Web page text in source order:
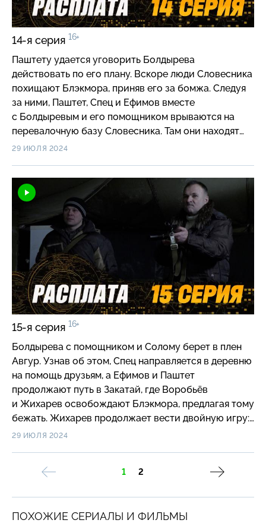
14-я серия 16+
Паштету удается уговорить Болдырева
действовать по его плану. Вскоре люди Словесника
похищают Блэкмора, приняв его за бомжа. Следуя
за ними, Паштет, Спец и Ефимов вместе
с Болдыревым и его помощником врываются на
перевалочную базу Словесника. Там они находят
Копытина, который под давлением соглашается
29 ИЮЛЯ 2024
15-я серия 16+
Болдырева с помощником и Солому берет в плен
Авгур. Узнав об этом, Спец направляется в деревню
на помощь друзьям, а Ефимов и Паштет
продолжают путь в Закатай, где Воробьёв
и Жихарев освобождают Блэкмора, предлагая тому
бежать. Жихарев продолжает вести двойную игру:
встав на сторону Словесника, он помогает ему
продолжить операцию, Паштет забирает раненого
29 ИЮЛЯ 2024
1 2
ПОХОЖИЕ СЕРИАЛЫ И ФИЛЬМЫ